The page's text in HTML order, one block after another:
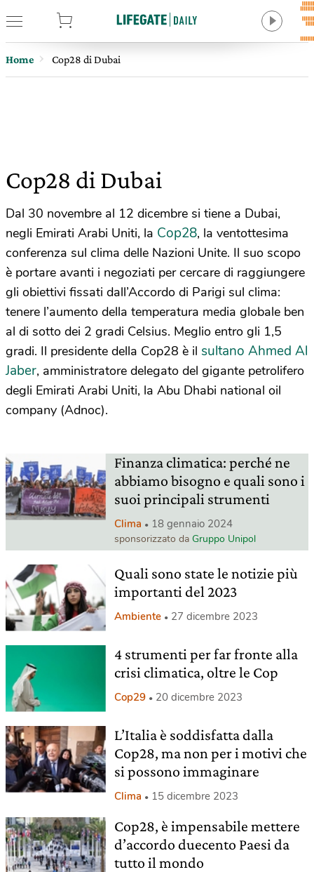
Home Cop28 di Dubai
Cop28 di Dubai
Dal 30 novembre al 12 dicembre si tiene a Dubai,
negli Emirati Arabi Uniti, la Cop28, la ventottesima
conferenza sul clima delle Nazioni Unite. Il suo scopo
è portare avanti i negoziati per cercare di raggiungere
gli obiettivi fissati dall’Accordo di Parigi sul clima:
tenere l’aumento della temperatura media globale ben
al di sotto dei 2 gradi Celsius. Meglio entro gli 1,5
gradi. Il presidente della Cop28 è il sultano Ahmed Al
Jaber, amministratore delegato del gigante petrolifero
degli Emirati Arabi Uniti, la Abu Dhabi national oil
company (Adnoc).
Finanza climatica: perché ne
abbiamo bisogno e quali sono i
suoi principali strumenti
Clima 18 gennaio 2024
sponsorizzato da Gruppo Unipol
Quali sono state le notizie più
importanti del 2023
Ambiente 27 dicembre 2023
4 strumenti per far fronte alla
crisi climatica, oltre le Cop
Cop29 20 dicembre 2023
L’Italia è soddisfatta dalla
Cop28, ma non per i motivi che
si possono immaginare
Clima 15 dicembre 2023
Cop28, è impensabile mettere
d’accordo duecento Paesi da
tutto il mondo